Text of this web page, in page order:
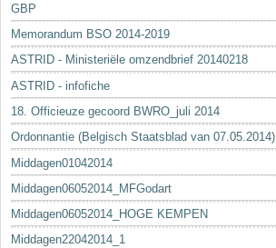
GBP
Memorandum BSO 2014-2019
ASTRID - Ministeriële omzendbrief 20140218
ASTRID - infofiche
18. Officieuze gecoord BWRO_juli 2014
Ordonnantie (Belgisch Staatsblad van 07.05.2014)
Middagen01042014
Middagen06052014_MFGodart
Middagen06052014_HOGE KEMPEN
Middagen22042014_1